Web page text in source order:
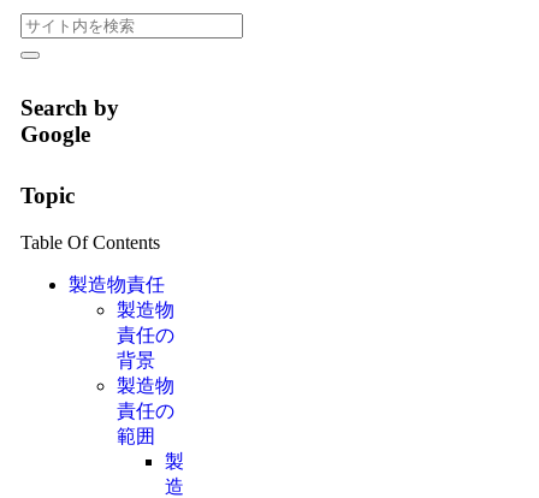
Search by
Google
Topic
Table Of Contents
製造物責任
製造物
責任の
背景
製造物
責任の
範囲
製
造